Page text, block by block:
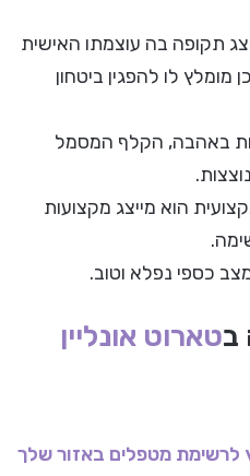
תקופה בה עוצמתו האישית
לו להפגין ביטחון
באהבה, הקלף המסמל
הוא מייצג מקצועות
כספי נפלא וטוב.
בטארוט אונליין
מטפלים באזור שלך